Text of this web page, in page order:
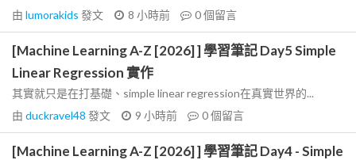
由 lumorakids 發文 8 小時前 0個留言
[Machine Learning A-Z [2026] ] 學習筆記 Day5 Simple
Linear Regression 實作
其實就只是在打基礎、simple linear regression在真實世界的...
由 duckravel48 發文 9 小時前 0個留言
[Machine Learning A-Z [2026] ] 學習筆記 Day4 - Simple